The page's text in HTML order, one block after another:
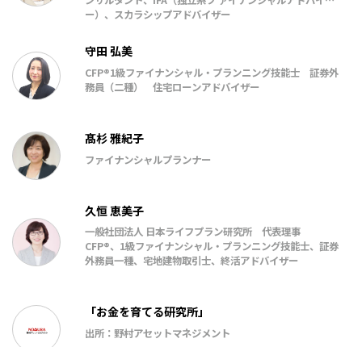
ー）、スカラシップアドバイザー
守田 弘美
CFP®1級ファイナンシャル・プランニング技能士 証券外
務員（二種） 住宅ローンアドバイザー
髙杉 雅紀子
ファイナンシャルプランナー
久恒 恵美子
一般社団法人 日本ライフプラン研究所 代表理事
CFP®、1級ファイナンシャル・プランニング技能士、証券
外務員一種、宅地建物取引士、終活アドバイザー
「お金を育てる研究所」
出所：野村アセットマネジメント